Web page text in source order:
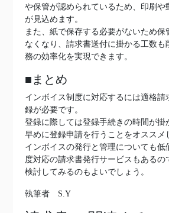
や保管が認められているため、印刷や
が見込めます。
また、紙で保存する必要がないため保
なくなり、請求書送付に掛かる工数も
務の効率化を実現できます。
■まとめ
インボイス制度に対応するには適格請
録が必要です。
登録に際しては登録手続きの時間が掛
早めに登録申請を行うことをオススメ
インボイスの発行と管理についても低
度対応の請求書発行サービスもあるの
検討してみるのもよいでしょう。
執筆者 S.Y